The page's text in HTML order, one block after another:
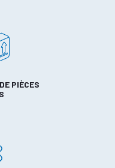
PIÈCES